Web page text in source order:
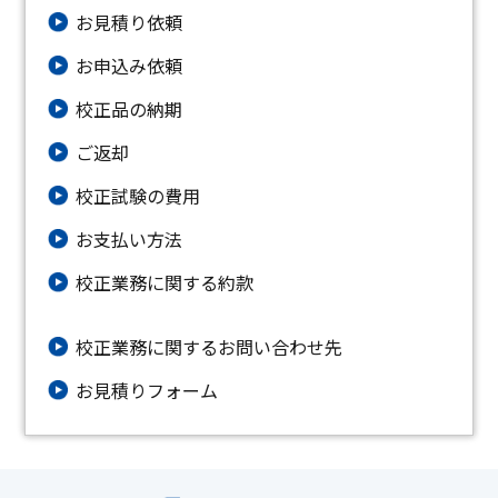
お見積り依頼
お申込み依頼
校正品の納期
ご返却
校正試験の費用
お支払い方法
校正業務に関する約款
校正業務に関するお問い合わせ先
お⾒積りフォーム